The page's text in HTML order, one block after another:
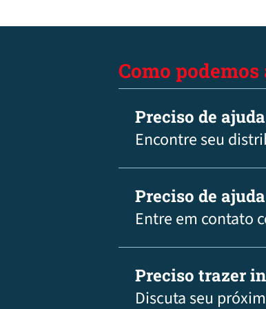
Como
Preciso de
Encontre seu
Preciso de
Entre em contato
Preciso trazer
Discuta seu